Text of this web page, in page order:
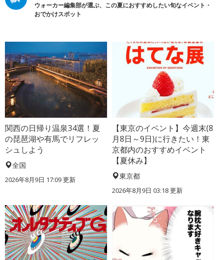
ウォーカー編集部が選ぶ、この夏におすすめしたい旬なイベント・
おでかけスポット
関西の日帰り温泉34選！夏
の琵琶湖や有馬でリフレッ
シュしよう
全国
2026年8月9日 17:09更新
【東京のイベント】今週末(8
月8日～9日)に行きたい！東
京都内のおすすめイベント
【夏休み】
東京都
2026年8月9日 03:18更新